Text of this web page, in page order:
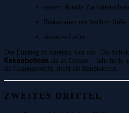
extrem dunkle
Röstaromen mit leichter Süße
dezentes Leder
Der Einstieg ist intensiv, fast roh. Die
Kakaobohnen als an Dessert – sehr herb,
als Gegengewicht, nicht als Hauptakteur.
ZWEITES DRITTEL